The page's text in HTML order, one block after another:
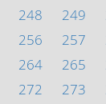
248 249
256 257
264 265
272 273